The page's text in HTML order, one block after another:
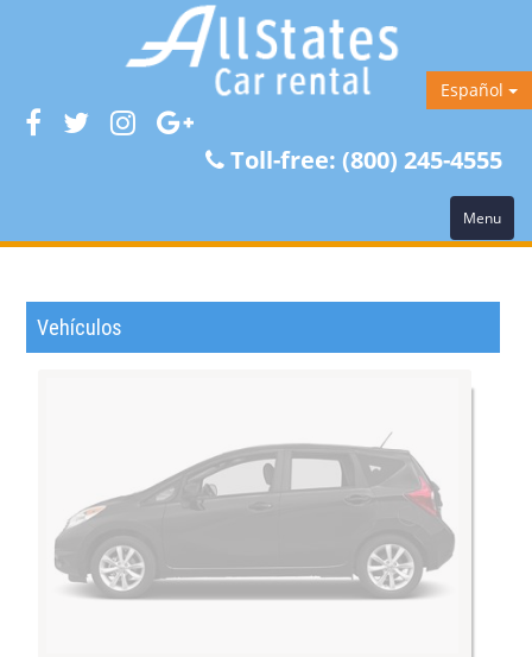
Toll-free: (800) 245-4555
Español
Menu
Vehículos